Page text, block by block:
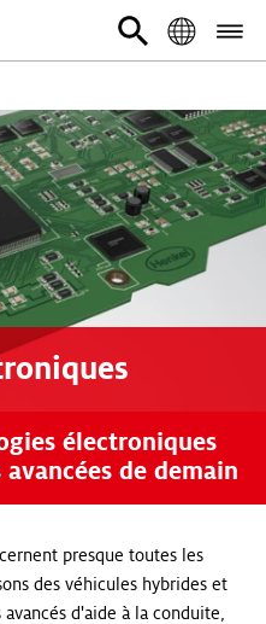
électroniques
de demain
presque toutes les
des véhicules hybrides et
d'aide à la conduite,